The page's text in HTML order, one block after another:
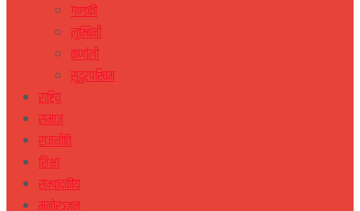
गण्डकी
लुम्बिनी
कर्णाली
सुदुरपस्चिम
राष्ट्रिय
समाज
राजनीति
शिक्षा
सम्पादकीय
मनोरञ्जन